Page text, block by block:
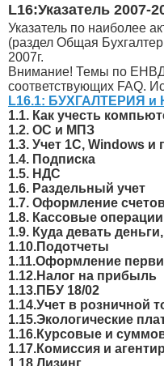
499 ₽
-15%
Отмена Оплатить
L16:Указатель 2007-
Указатель по наиболее
(раздел Общая
2007г.
Внимание! Темы по
соответствующих FAQ.
L16.1: БУХГАЛТЕРИЯ
1.1. Как учесть
1.2. ОС и МПЗ
1.3. Учет 1С, Windows и
1.4. Подписка
1.5. НДС
1.6. Раздельный учет
1.7. Оформление
1.8. Кассовые операции
1.9. Куда девать
1.10.Подотчеты
1.11.Оформление
1.12.Налог на прибыль
1.13.ПБУ 18/02
1.14.Учет в розничной
1.15.Экологические
1.16.Курсовые и
1.17.Комиссия и